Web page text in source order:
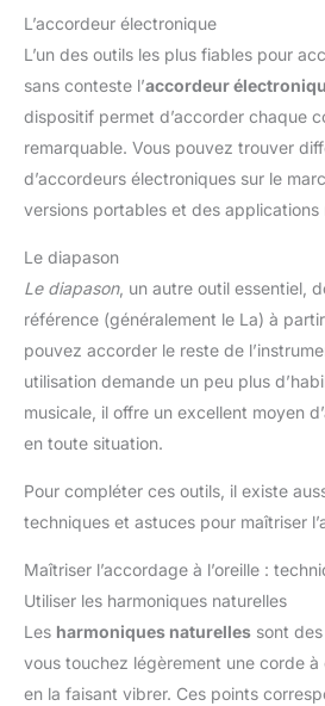
L’accordeur électronique
L’un des outils les plus fiables pour
sans conteste l’accordeur
dispositif permet d’accorder chaque
remarquable. Vous pouvez trouver
d’accordeurs électroniques sur le
versions portables et des applications
Le diapason
Le diapason, un autre outil essentiel,
référence (généralement le La) à
pouvez accorder le reste de
utilisation demande un peu plus
musicale, il offre un excellent moyen
en toute situation.
Pour compléter ces outils, il existe
techniques et astuces pour maîtriser
Maîtriser l’accordage à l’oreille :
Utiliser les harmoniques naturelles
Les harmoniques naturelles sont
vous touchez légèrement une corde
en la faisant vibrer. Ces points